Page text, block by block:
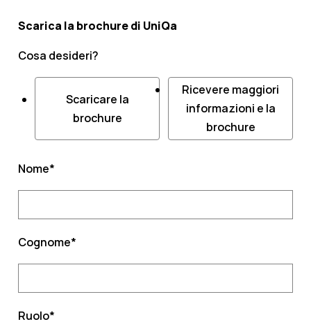
Scarica la brochure di UniQa
Cosa desideri?
Scaricare la
brochure
Ricevere maggiori
informazioni e la
brochure
Nome*
Cognome*
Ruolo*